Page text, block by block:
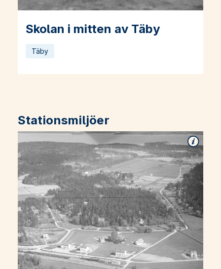
Skolan i mitten av Täby
Läs mer om Skolan i mitten av Täby
Täby
Stationsmiljöer